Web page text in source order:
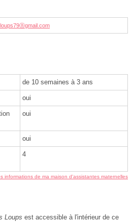
de 10 semaines à 3 ans
oui
oui
oui
4
informations de ma maison d'assistantes maternelles
Loups est accessible à l'intérieur de ce